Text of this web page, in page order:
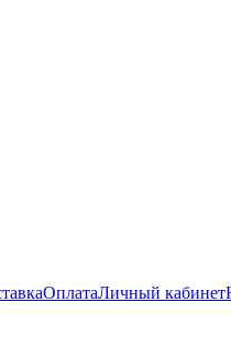
ОплатаЛичный кабинет